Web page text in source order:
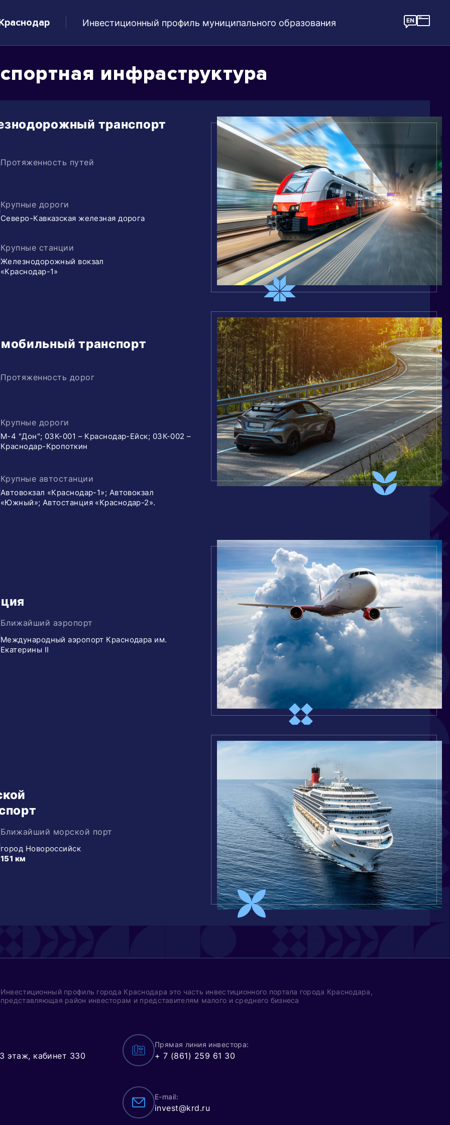
Инвестиционный профиль муниципального образования
инфраструктура
транспорт
Протяженность путей
Крупные дороги
Северо-Кавказская железная дорога
Крупные станции
Железнодорожный вокзал
«Краснодар-1»
транспорт
Протяженность дорог
Крупные дороги
М-4 "Дон"; 03К-001 – Краснодар-Ейск; 03К-002 –
Краснодар-Кропоткин
Крупные автостанции
Автовокзал «Краснодар-1»; Автовокзал
«Южный»; Автостанция «Краснодар-2».
Ближайший аэропорт
Международный аэропорт Краснодара им.
Екатерины II
Ближайший морской порт
город Новороссийск
151 км
Инвестиционный профиль города Краснодара это часть инвестиционного портала города Краснодара,
представляющая район инвесторам и представителям малого и среднего бизнеса
этаж, кабинет 330
Прямая линия инвестора:
+ 7 (861) 259 61 30
E-mail:
invest@krd.ru